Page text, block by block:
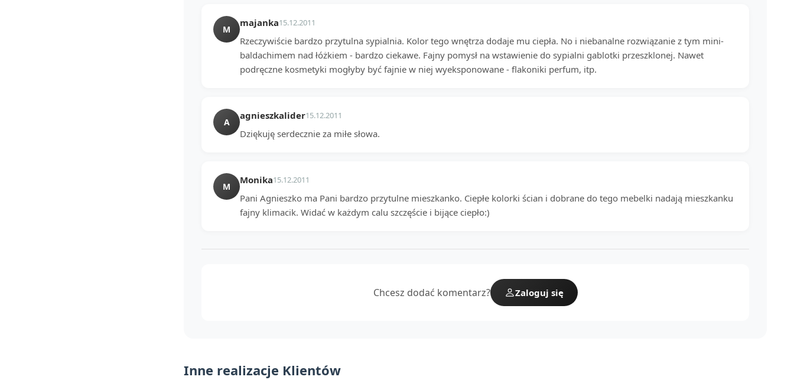
M
majanka15.12.2011
Rzeczywiście bardzo przytulna sypialnia. Kolor tego wnętrza dodaje mu ciepła. No i niebanalne rozwiązanie z tym mini-
baldachimem nad łóżkiem - bardzo ciekawe. Fajny pomysł na wstawienie do sypialni gablotki przeszklonej. Nawet
podręczne kosmetyki mogłyby być fajnie w niej wyeksponowane - flakoniki perfum, itp.
A
agnieszkalider15.12.2011
Dziękuję serdecznie za miłe słowa.
M
Monika15.12.2011
Pani Agnieszko ma Pani bardzo przytulne mieszkanko. Ciepłe kolorki ścian i dobrane do tego mebelki nadają mieszkanku
fajny klimacik. Widać w każdym calu szczęście i bijące ciepło:)
Chcesz dodać komentarz? Zaloguj się
Inne realizacje Klientów